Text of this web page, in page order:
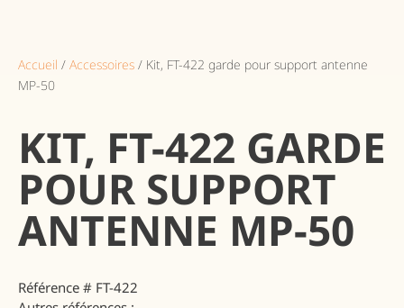
Accueil / Accessoires / Kit, FT-422 garde pour support antenne
MP-50
KIT, FT-422 GARDE
POUR SUPPORT
ANTENNE MP-50
Référence # FT-422